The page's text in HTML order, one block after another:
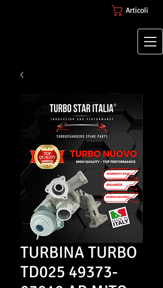
Articoli
TURBINA TURBO
TD025 49373-